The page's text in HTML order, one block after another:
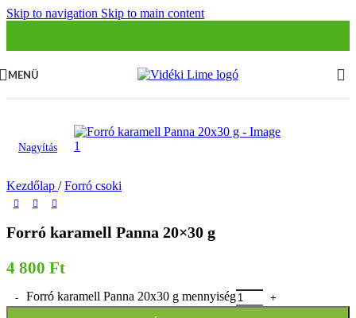
Skip to navigation Skip to main content
MENÜ
Nagyítás
Kezdőlap / Forró csoki
Forró karamell Panna 20×30 g
4 800 Ft
Forró karamell Panna 20x30 g mennyiség